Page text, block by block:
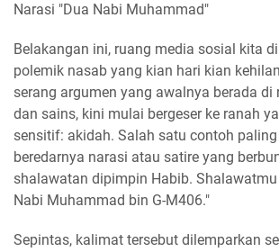
Narasi "Dua Nabi Muhammad"
Belakangan ini, ruang media sosial kita
polemik nasab yang kian hari kian
serang argumen yang awalnya berada di
dan sains, kini mulai bergeser ke ranah
sensitif: akidah. Salah satu contoh
beredarnya narasi atau satire yang
shalawatan dipimpin Habib.
Nabi Muhammad bin G-M406."
Sepintas, kalimat tersebut dilemparkan